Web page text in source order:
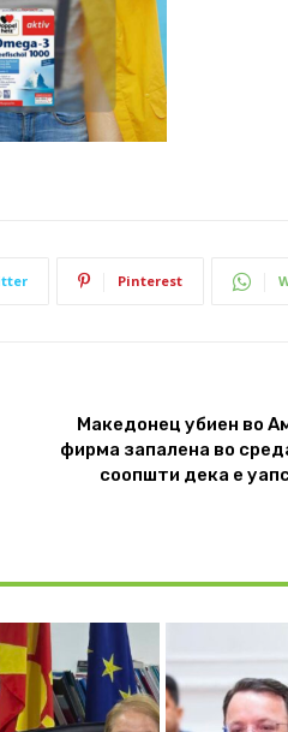
Pinterest
Македонец убиен во
фирма запалена во
соопшти дека е